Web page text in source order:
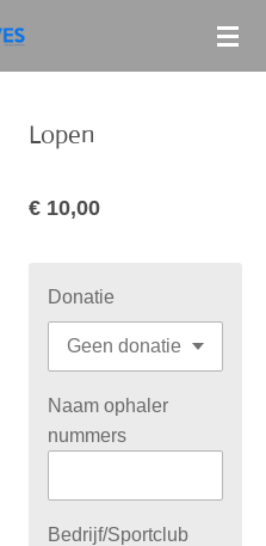
Lopen
€ 10,00
Donatie
Naam ophaler
nummers
Bedrijf/Sportclub